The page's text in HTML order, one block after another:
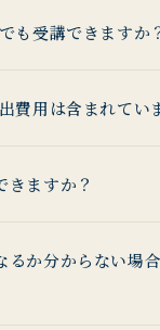
も受講できますか
費用は含まれてい
きますか？
るか分からない場